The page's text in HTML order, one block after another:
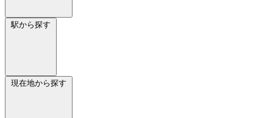
駅から探す
現在地から探す